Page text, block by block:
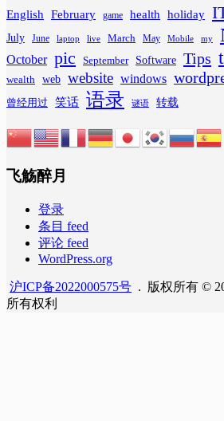
English February game health holiday
July June laptop live March May Mobile my
October pic September Software Tips
wealth web website windows
曾经用过 笑话 语录 谜语 转载
飞觞醉月
登录
条目 feed
评论 feed
WordPress.org
沪ICP备2022000575号 . 版权所有 ©
所有权利